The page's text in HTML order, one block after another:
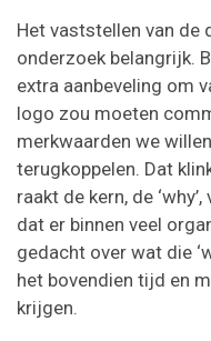
Het vaststellen van de
onderzoek belangrijk.
extra aanbeveling om
logo zou moeten
merkwaarden we
terugkoppelen. Dat
raakt de kern, de
dat er binnen veel
gedacht over wat die
het bovendien tijd en
krijgen.